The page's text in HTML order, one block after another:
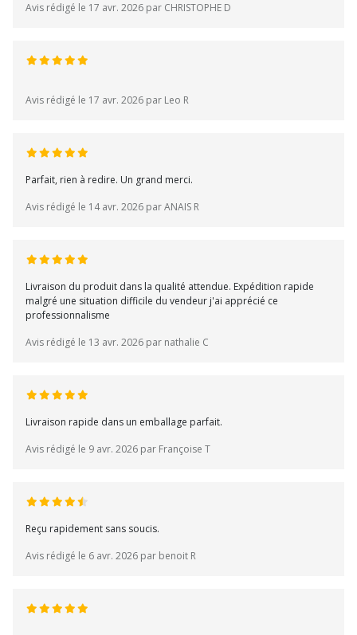
Avis rédigé le 17 avr. 2026 par CHRISTOPHE D
Avis rédigé le 17 avr. 2026 par Leo R
Parfait, rien à redire. Un grand merci.
Avis rédigé le 14 avr. 2026 par ANAIS R
Livraison du produit dans la qualité attendue. Expédition rapide
malgré une situation difficile du vendeur j'ai apprécié ce
professionnalisme
Avis rédigé le 13 avr. 2026 par nathalie C
Livraison rapide dans un emballage parfait.
Avis rédigé le 9 avr. 2026 par Françoise T
Reçu rapidement sans soucis.
Avis rédigé le 6 avr. 2026 par benoit R